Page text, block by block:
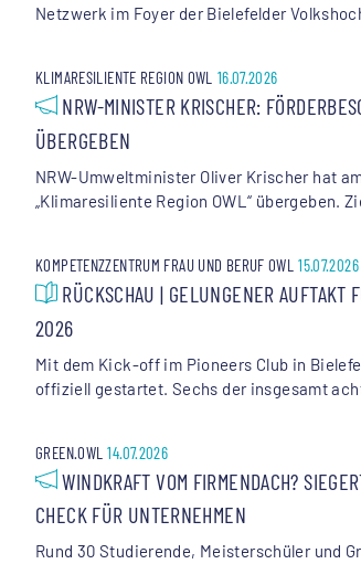
Netzwerk im Foyer der Bielefelder
KLIMARESILIENTE REGION OWL 16.07.2026
NRW-MINISTER KRISCHER:
ÜBERGEBEN
NRW-Umweltminister Oliver Krischer hat
„Klimaresiliente Region OWL“ übergeben.
KOMPETENZZENTRUM FRAU UND BERUF OWL 15.07.2026
RÜCKSCHAU | GELUNGENER AUFTAKT
2026
Mit dem Kick-off im Pioneers Club in
offiziell gestartet. Sechs der insgesamt
GREEN.OWL 14.07.2026
WINDKRAFT VOM FIRMENDACH?
CHECK FÜR UNTERNEHMEN
Rund 30 Studierende, Meisterschüler und